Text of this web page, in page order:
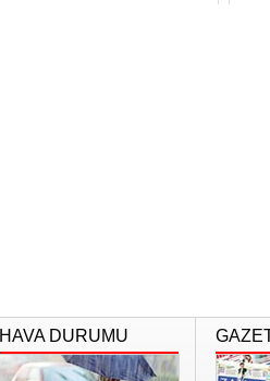
HAVA DURUMU